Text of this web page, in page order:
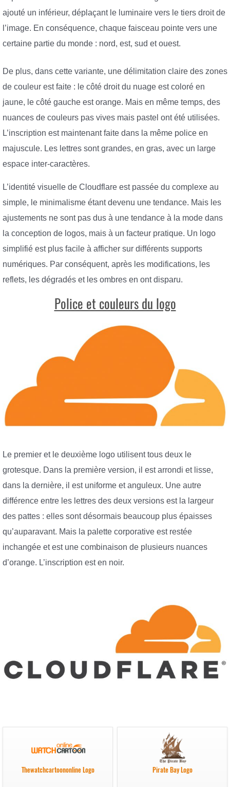
ajouté un inférieur, déplaçant le luminaire vers le tiers droit de
l’image. En conséquence, chaque faisceau pointe vers une
certaine partie du monde : nord, est, sud et ouest.
De plus, dans cette variante, une délimitation claire des zones
de couleur est faite : le côté droit du nuage est coloré en
jaune, le côté gauche est orange. Mais en même temps, des
nuances de couleurs pas vives mais pastel ont été utilisées.
L’inscription est maintenant faite dans la même police en
majuscule. Les lettres sont grandes, en gras, avec un large
espace inter-caractères.
L’identité visuelle de Cloudflare est passée du complexe au
simple, le minimalisme étant devenu une tendance. Mais les
ajustements ne sont pas dus à une tendance à la mode dans
la conception de logos, mais à un facteur pratique. Un logo
simplifié est plus facile à afficher sur différents supports
numériques. Par conséquent, après les modifications, les
reflets, les dégradés et les ombres en ont disparu.
Police et couleurs du logo
Le premier et le deuxième logo utilisent tous deux le
grotesque. Dans la première version, il est arrondi et lisse,
dans la dernière, il est uniforme et anguleux. Une autre
différence entre les lettres des deux versions est la largeur
des pattes : elles sont désormais beaucoup plus épaisses
qu’auparavant. Mais la palette corporative est restée
inchangée et est une combinaison de plusieurs nuances
d’orange. L’inscription est en noir.
Thewatchcartoononline Logo Pirate Bay Logo